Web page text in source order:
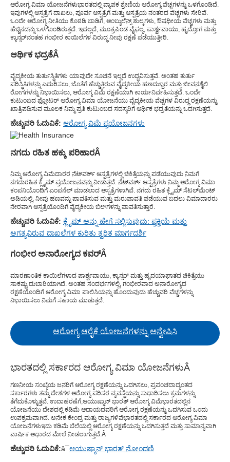
ಆರೋಗ್ಯ ವಿಮಾ ಯೋಜನೆಗಳುಭಾರತದಲ್ಲಿ ವ್ಯಾಪಕ ಶ್ರೇಣಿಯ ಆರೋಗ್ಯ ವೆಚ್ಚಗಳನ್ನು ಒಳಗೊಂಡಿದೆ.
ಇವುಗಳಲ್ಲಿ ಆಸ್ಪತ್ರೆಗೆ ದಾಖಲು, ಪೂರ್ವ ಆಸ್ಪತ್ರೆಗೆ ಮತ್ತು ಆಸ್ಪತ್ರೆಯ ನಂತರದ ವೆಚ್ಚಗಳು ಸೇರಿವೆ.
ಒಂದೇ ಆರೋಗ್ಯ ನೀತಿಯು ಕೊಠಡಿ ಬಾಡಿಗೆ, ಆಂಬ್ಯುಲೆನ್ಸ್ ಶುಲ್ಕಗಳು, ಔಷಧೀಯ ವೆಚ್ಚಗಳು ಮತ್ತು
ಹೆಚ್ಚಿನದನ್ನು ಒಳಗೊಂಡಿರುತ್ತದೆ. ಇದಲ್ಲದೆ, ಮೂತ್ರಪಿಂಡ ವೈಫಲ್ಯ, ಪಾರ್ಶ್ವವಾಯು, ಹೃದ್ರೋಗ ಮತ್ತು
ಕ್ಯಾನ್ಸರ್‌ನಂತಹ ಗಂಭೀರ ಕಾಯಿಲೆಗಳ ವಿರುದ್ಧ ನೀವು ರಕ್ಷಣೆ ಪಡೆಯುತ್ತೀರಿ.
ಆರ್ಥಿಕ ಭದ್ರತೆÂ
ವೈದ್ಯಕೀಯ ತುರ್ತುಸ್ಥಿತಿಗಳು ಯಾವುದೇ ಸೂಚನೆ ಇಲ್ಲದೆ ಉದ್ಭವಿಸುತ್ತವೆ. ಅಂತಹ ತುರ್ತು
ಪರಿಸ್ಥಿತಿಗಳನ್ನು ಎದುರಿಸಲು, ಜೊತೆಗೆ ಹೆಚ್ಚುತ್ತಿರುವ ವೈದ್ಯಕೀಯ ಹಣದುಬ್ಬರ ಮತ್ತು ಜೀವನಶೈಲಿ
ರೋಗಗಳನ್ನು ನಿಭಾಯಿಸಲು, ಆರೋಗ್ಯ ವಿಮೆ ರಕ್ಷಣೆಯಾಗಿ ಕಾರ್ಯನಿರ್ವಹಿಸುತ್ತದೆ. ಒಂದೇ
ಕುಟುಂಬದ ಫ್ಲೋಟರ್ ಆರೋಗ್ಯ ವಿಮಾ ಯೋಜನೆಯು ವೈದ್ಯಕೀಯ ವೆಚ್ಚಗಳ ವಿರುದ್ಧ ರಕ್ಷಣೆಯನ್ನು
ಖಾತ್ರಿಪಡಿಸುವ ಮೂಲಕ ನಿಮ್ಮ ಪ್ರತಿ ಕುಟುಂಬದ ಸದಸ್ಯರಿಗೆ ಆರ್ಥಿಕ ಭದ್ರತೆಯನ್ನು ಒದಗಿಸುತ್ತದೆ.
ಹೆಚ್ಚುವರಿ ಓದುವಿಕೆ: ಆರೋಗ್ಯ ವಿಮೆ ಪ್ರಯೋಜನಗಳು
ನಗದು ರಹಿತ ಹಕ್ಕು ಪರಿಹಾರÂ
ನಿಮ್ಮ ಆರೋಗ್ಯ ವಿಮೆದಾರರ ನೆಟ್‌ವರ್ಕ್ ಆಸ್ಪತ್ರೆಗಳಲ್ಲಿ ಚಿಕಿತ್ಸೆಯನ್ನು ಪಡೆಯುವುದು ನಿಮಗೆ
ನಗದುರಹಿತ ಕ್ಲೈಮ್ ಪ್ರಯೋಜನವನ್ನು ನೀಡುತ್ತದೆ. ನೆಟ್‌ವರ್ಕ್ ಆಸ್ಪತ್ರೆಗಳು ನಿಮ್ಮ ಆರೋಗ್ಯ ವಿಮಾ
ಕಂಪನಿಯೊಂದಿಗೆ ಎಂಪನೆಲ್ ಮಾಡಲಾದ ಆಸ್ಪತ್ರೆಗಳಾಗಿವೆ. ನಗದು ರಹಿತ ಕ್ಲೈಮ್ ಸೆಟಲ್‌ಮೆಂಟ್
ಅಡಿಯಲ್ಲಿ, ನೀವು ಹಣವನ್ನು ಪಾವತಿಸುವ ಮತ್ತು ಮರುಪಾವತಿ ಪಡೆಯುವ ಬದಲು ವಿಮಾದಾರರು
ನೇರವಾಗಿ ಆಸ್ಪತ್ರೆಯೊಂದಿಗೆ ವೈದ್ಯಕೀಯ ಬಿಲ್‌ಗಳನ್ನು ಪಾವತಿಸುತ್ತಾರೆ.
ಹೆಚ್ಚುವರಿ ಓದುವಿಕೆ: ಕ್ಲೈಮ್ ಅನ್ನು ಹೇಗೆ ಸಲ್ಲಿಸುವುದು: ಪ್ರಕ್ರಿಯೆ ಮತ್ತು
ಅಗತ್ಯವಿರುವ ದಾಖಲೆಗಳ ಕುರಿತು ತ್ವರಿತ ಮಾರ್ಗದರ್ಶಿ
ಗಂಭೀರ ಅನಾರೋಗ್ಯದ ಕವರ್Â
ಮಾರಣಾಂತಿಕ ಕಾಯಿಲೆಗಳಾದ ಪಾರ್ಶ್ವವಾಯು, ಕ್ಯಾನ್ಸರ್ ಮತ್ತು ಹೃದಯಾಘಾತದ ಚಿಕಿತ್ಸೆಯು
ಸಾಕಷ್ಟು ದುಬಾರಿಯಾಗಿದೆ. ಅಂತಹ ಸಂದರ್ಭಗಳಲ್ಲಿ, ಗಂಭೀರವಾದ ಅನಾರೋಗ್ಯದ
ರಕ್ಷಣೆಯೊಂದಿಗೆ ಆರೋಗ್ಯ ವಿಮಾ ಪಾಲಿಸಿಯನ್ನು ಹೊಂದುವುದು ಹೆಚ್ಚುವರಿ ವೆಚ್ಚಗಳನ್ನು
ನಿಭಾಯಿಸಲು ನಿಮಗೆ ಸಹಾಯ ಮಾಡುತ್ತದೆ.
ಆರೋಗ್ಯ ಆರೈಕೆ ಯೋಜನೆಗಳನ್ನು ಅನ್ವೇಷಿಸಿ
ಭಾರತದಲ್ಲಿ ಸರ್ಕಾರದ ಆರೋಗ್ಯ ವಿಮಾ ಯೋಜನೆಗಳುÂ
ಗಣನೀಯ ಸಂಖ್ಯೆಯ ಜನರಿಗೆ ಆರೋಗ್ಯ ರಕ್ಷಣೆಯನ್ನು ಒದಗಿಸಲು, ಪ್ರಪಂಚದಾದ್ಯಂತದ
ಸರ್ಕಾರಗಳು ತಮ್ಮ ದೇಶಗಳ ಆರೋಗ್ಯ ಪರಿಸರ ವ್ಯವಸ್ಥೆಯನ್ನು ಸುಧಾರಿಸಲು ಕ್ರಮಗಳನ್ನು
ತೆಗೆದುಕೊಳ್ಳುತ್ತವೆ. ಉದಾಹರಣೆಗೆ, ಆಯುಷ್ಮಾನ್ ಭಾರತ್ ಆರೋಗ್ಯ ವಿಮೆಭಾರತದಲ್ಲಿನ
ಯೋಜನೆಯು ದೇಶದಲ್ಲಿ ಕಡಿಮೆ ಆದಾಯದವರಿಗೆ ಆರೋಗ್ಯ ರಕ್ಷಣೆಯನ್ನು ಒದಗಿಸುವ ಒಂದು
ಉಪಕ್ರಮವಾಗಿದೆ. ಅನೇಕ ಕೇಂದ್ರ ಮತ್ತು ರಾಜ್ಯಗಳಿವೆಭಾರತದಲ್ಲಿ ಸರ್ಕಾರದ ಆರೋಗ್ಯ ವಿಮಾ
ಯೋಜನೆಗಳುಇದು ಕಡಿಮೆ ಬೆಲೆಯಲ್ಲಿ ಆರೋಗ್ಯ ರಕ್ಷಣೆಯನ್ನು ಒದಗಿಸುತ್ತದೆ ಮತ್ತು ಸಾಮಾನ್ಯವಾಗಿ
ವಾರ್ಷಿಕ ಆಧಾರದ ಮೇಲೆ ನೀಡಲಾಗುತ್ತದೆ. Â
ಹೆಚ್ಚುವರಿ ಓದುವಿಕೆ:â¯ಆಯುಷ್ಮಾನ್ ಭಾರತ್ ನೋಂದಣಿ